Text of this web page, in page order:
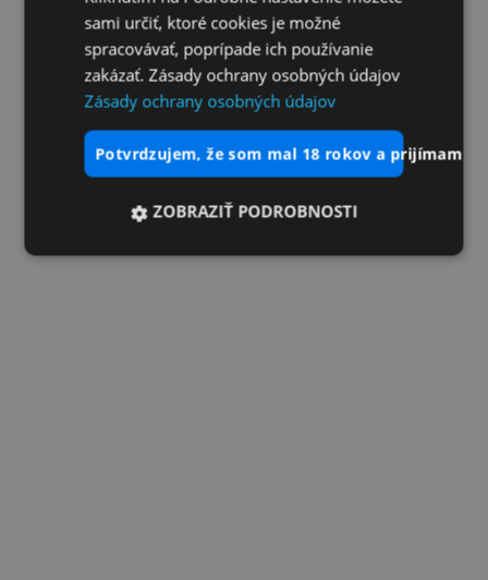
sami určiť, ktoré cookies je možné
spracovávať, poprípade ich používanie
zakázať. Zásady ochrany osobných údajov
Zásady ochrany osobných údajov
potvrdzujem, že som mal 18 rokov a prijímam
ZOBRAZIŤ PODROBNOSTI